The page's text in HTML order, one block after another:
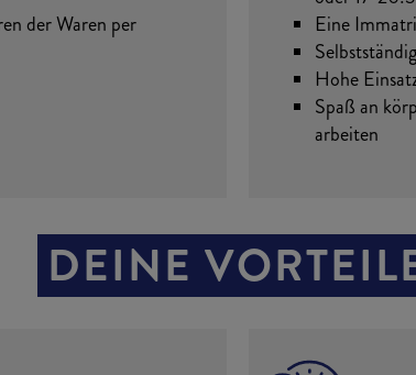
der Waren per
Eine
Hohe
Spaß an
arbeiten
DEINE